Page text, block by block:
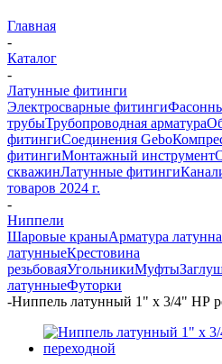
Главная
-
Каталог
-
Латунные фитинги
Электросварные фитинги
трубыТрубопроводная арматура
фитингиСоединения Gebo
фитингиМонтажный инструмент
скважинЛатунные фитинги
товаров 2024 г.
-
Ниппели
Шаровые краныАрматура
латунныеКрестовина
резьбоваяУгольникиМуфты
латунныеФуторки
-Ниппель латунный 1" x 3/4" НР